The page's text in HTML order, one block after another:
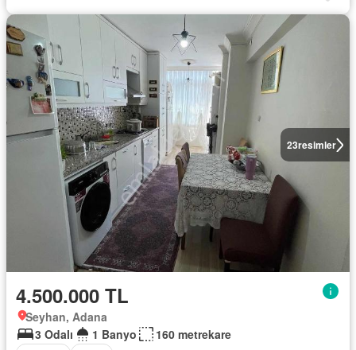
23resimler
4.500.000 TL
Seyhan, Adana
3 Odalı
1 Banyo
160 metrekare